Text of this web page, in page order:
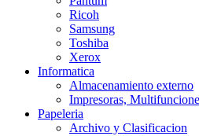
Ricoh
Samsung
Toshiba
Xerox
Informatica
Almacenamiento externo
Impresoras,
Papeleria
Archivo y Clasificacion